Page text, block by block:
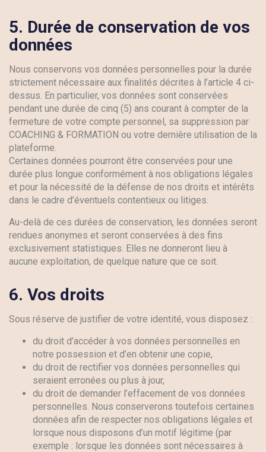
5. Durée de conservation de vos
données
Nous conservons vos données personnelles pour la durée
strictement nécessaire aux finalités décrites à l’article 4 ci-
dessus. En particulier, vos données sont conservées
pendant une durée de cinq (5) ans courant à compter de la
fermeture de votre compte personnel, sa suppression par
COACHING & FORMATION ou votre dernière utilisation de la
plateforme.
Certaines données pourront être conservées pour une
durée plus longue conformément à nos obligations légales
et pour la nécessité de la défense de nos droits et intérêts
dans le cadre d’éventuels contentieux ou litiges.
Au-delà de ces durées de conservation, les données seront
rendues anonymes et seront conservées à des fins
exclusivement statistiques. Elles ne donneront lieu à
aucune exploitation, de quelque nature que ce soit.
6. Vos droits
Sous réserve de justifier de votre identité, vous disposez :
du droit d’accéder à vos données personnelles en
notre possession et d’en obtenir une copie,
du droit de rectifier vos données personnelles qui
seraient erronées ou plus à jour,
du droit de demander l’effacement de vos données
personnelles. Nous conserverons toutefois certaines
données afin de respecter nos obligations légales et
lorsque nous disposons d’un motif légitime (par
exemple : lorsque les données sont nécessaires à